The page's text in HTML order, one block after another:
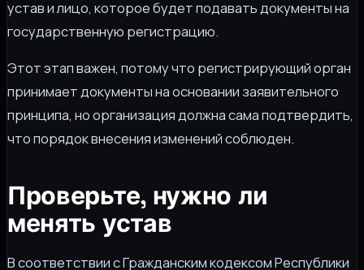
устав и лицо, которое будет подавать документы на
государственную регистрацию.
Этот этап важен, потому что регистрирующий орган
принимает документы на основании заявительного
принципа, но организация должна сама подтвердить,
что порядок внесения изменений соблюден.
Проверьте, нужно ли
менять устав
В соответствии с Гражданским кодексом Республики